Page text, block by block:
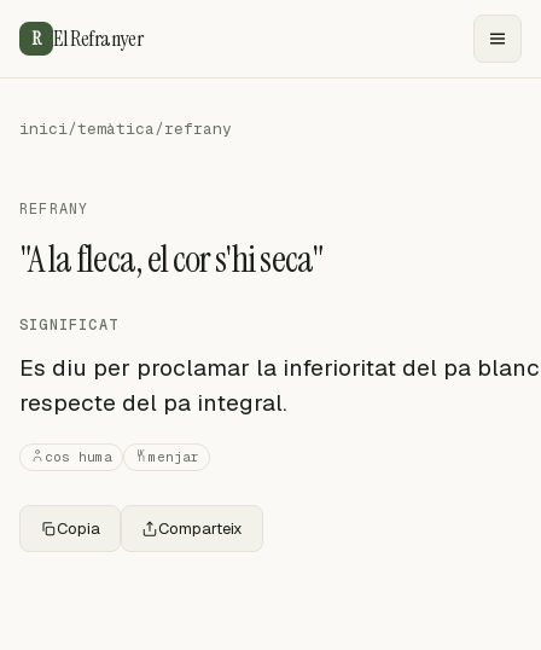
R El Refranyer
inici/temàtica/refrany
REFRANY
"A la fleca, el cor s'hi seca"
SIGNIFICAT
Es diu per proclamar la inferioritat del pa blanc
respecte del pa integral.
cos huma menjar
Copia Comparteix